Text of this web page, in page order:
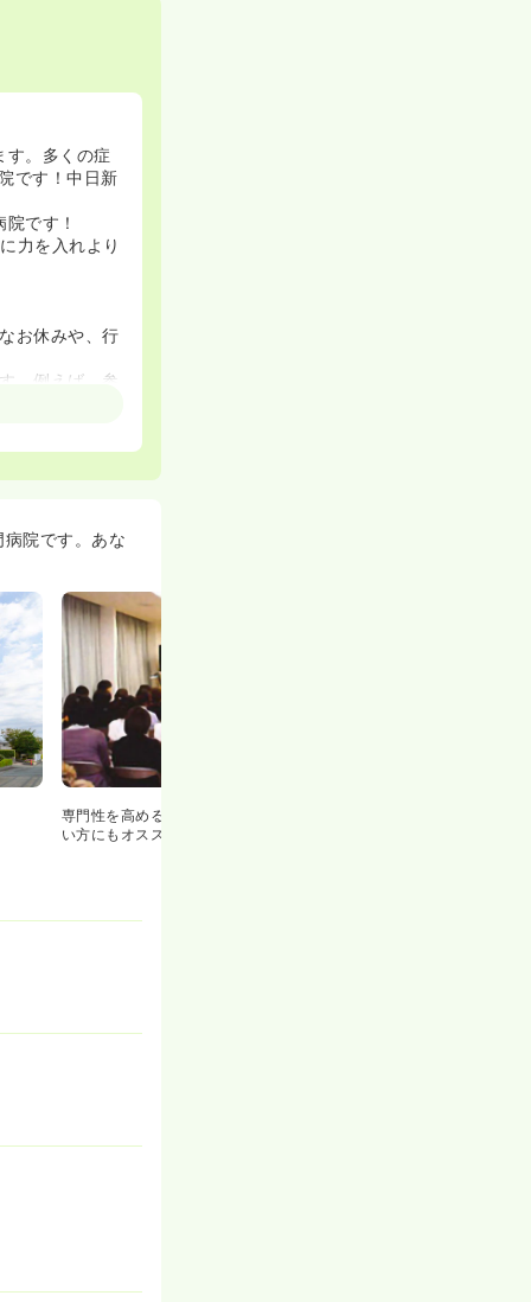
。多くの症
です！中日新
です！
力を入れより
お休みや、行
。例えば、参
院です。あな
専門性を高める各種研修も充実！スキルアップした
い方にもオススメの環境です♪